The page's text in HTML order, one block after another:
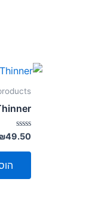
דורג
0
מתוך
49.50